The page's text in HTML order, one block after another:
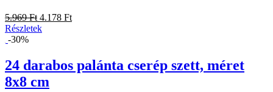
5.969 Ft 4.178 Ft
Részletek
-30%
24 darabos palánta cserép szett, méret
8x8 cm